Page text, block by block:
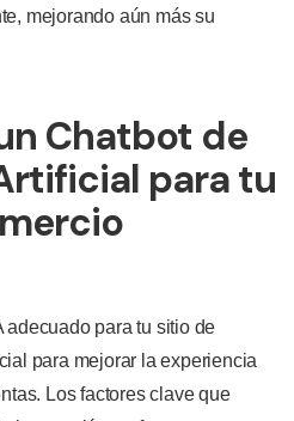
mejorando aún más su
Chatbot de
para tu
adecuado para tu sitio de
para mejorar la experiencia
Los factores clave que